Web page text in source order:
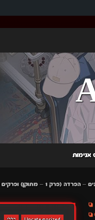
אנימות
– מתוקן) ופרקים 2 ו-3